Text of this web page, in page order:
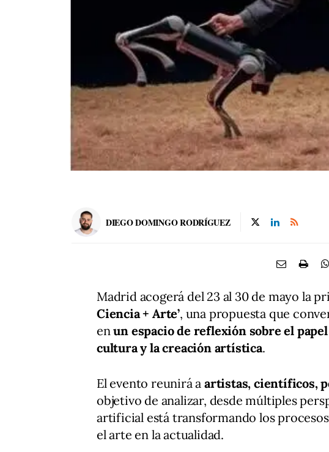
DIEGO DOMINGO RODRÍGUEZ
Madrid acogerá del 23 al 30 de mayo la
Ciencia + Arte’, una propuesta que
enun espacio de reflexión sobre el
cultura y la creación artística.
El evento reunirá a artistas, científicos,
objetivo de analizar, desde múltiples
artificial está transformando los
el arte en la actualidad.